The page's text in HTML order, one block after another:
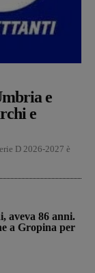
e
e
D 2026-2027 è
aveva 86 anni.
a Gropina per